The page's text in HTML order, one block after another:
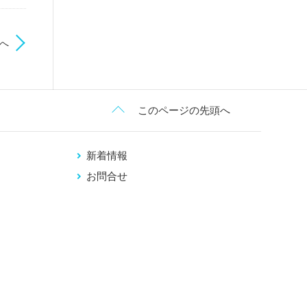
このページの先頭へ
新着情報
お問合せ